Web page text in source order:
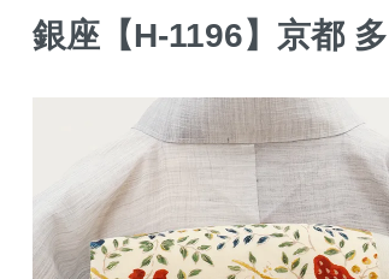
銀座【H-1196】京都